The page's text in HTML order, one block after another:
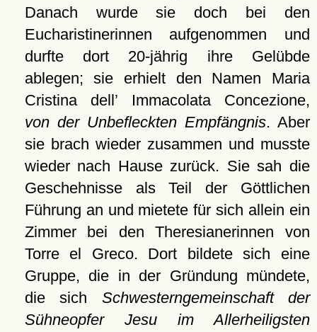
Danach wurde sie doch bei den
Eucharistinerinnen aufgenommen und
durfte dort 20-jährig ihre Gelübde
ablegen; sie erhielt den Namen Maria
Cristina dell’ Immacolata Concezione,
von der Unbefleckten Empfängnis. Aber
sie brach wieder zusammen und musste
wieder nach Hause zurück. Sie sah die
Geschehnisse als Teil der Göttlichen
Führung an und mietete für sich allein ein
Zimmer bei den Theresianerinnen von
Torre el Greco. Dort bildete sich eine
Gruppe, die in der Gründung mündete,
die sich Schwesterngemeinschaft der
Sühneopfer Jesu im Allerheiligsten